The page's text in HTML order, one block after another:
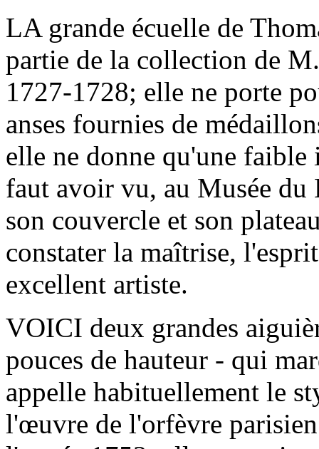
LA grande écuelle de
partie de la collection de
1727-1728; elle ne porte
anses fournies de
elle ne donne qu'une faible
faut avoir vu, au Musée du
son couvercle et son
constater la maîtrise,
excellent artiste.
VOICI deux grandes
pouces de hauteur - qui
appelle habituellement le
l'œuvre de l'orfèvre